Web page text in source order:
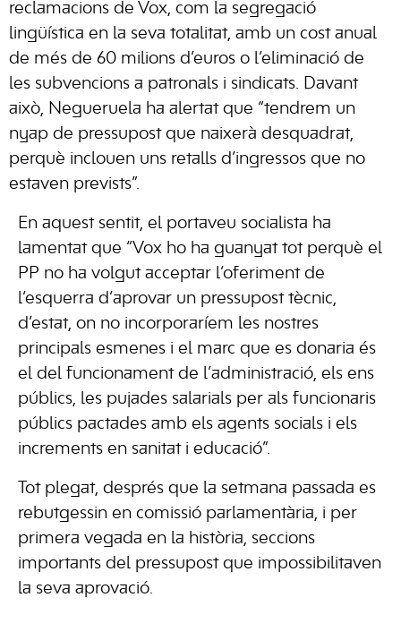
reclamacions de Vox, com la segregació
lingüística en la seva totalitat, amb un cost anual
de més de 60 milions d’euros o l’eliminació de
les subvencions a patronals i sindicats. Davant
això, Negueruela ha alertat que “tendrem un
nyap de pressupost que naixerà desquadrat,
perquè inclouen uns retalls d’ingressos que no
estaven prevists”.
En aquest sentit, el portaveu socialista ha
lamentat que “Vox ho ha guanyat tot perquè el
PP no ha volgut acceptar l’oferiment de
l’esquerra d’aprovar un pressupost tècnic,
d’estat, on no incorporaríem les nostres
principals esmenes i el marc que es donaria és
el del funcionament de l’administració, els ens
públics, les pujades salarials per als funcionaris
públics pactades amb els agents socials i els
increments en sanitat i educació”.
Tot plegat, després que la setmana passada es
rebutgessin en comissió parlamentària, i per
primera vegada en la història, seccions
importants del pressupost que impossibilitaven
la seva aprovació.